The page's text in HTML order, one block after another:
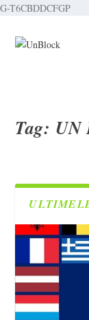
G-T6CBDDCFGP
Tag: UN